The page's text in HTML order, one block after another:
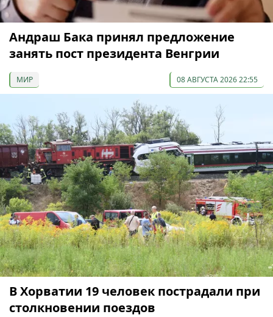
Андраш Бака принял предложение
занять пост президента Венгрии
МИР 08 АВГУСТА 2026 22:55
В Хорватии 19 человек пострадали при
столкновении поездов